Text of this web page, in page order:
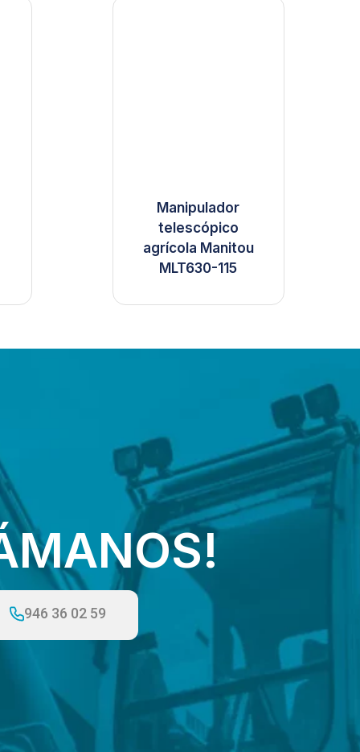
Manipulador
telescópico
agrícola Manitou
MLT630-115
946 36 02 59